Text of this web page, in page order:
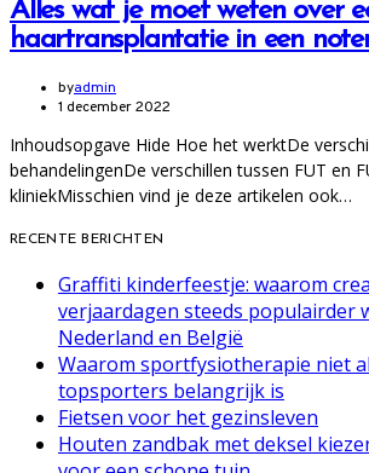
Alles wat je moet weten over
haartransplantatie in een
byadmin
1 december 2022
Inhoudsopgave Hide Hoe het werktDe
behandelingenDe verschillen tussen FUT en
kliniekMisschien vind je deze artikelen ook…
RECENTE BERICHTEN
Graffiti kinderfeestje: waarom
verjaardagen steeds populairder
Nederland en België
Waarom sportfysiotherapie niet
topsporters belangrijk is
Fietsen voor het gezinsleven
Houten zandbak met deksel